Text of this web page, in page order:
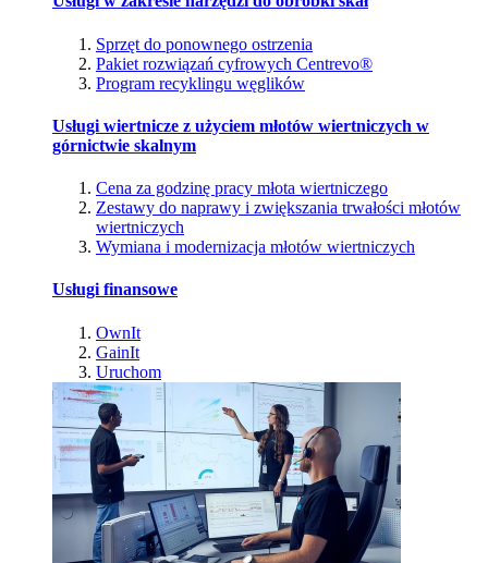
Sprzęt do ponownego ostrzenia
Pakiet rozwiązań cyfrowych Centrevo®
Program recyklingu węglików
Usługi wiertnicze z użyciem młotów wiertniczych w
górnictwie skalnym
Cena za godzinę pracy młota wiertniczego
Zestawy do naprawy i zwiększania trwałości młotów
wiertniczych
Wymiana i modernizacja młotów wiertniczych
Usługi finansowe
OwnIt
GainIt
Uruchom